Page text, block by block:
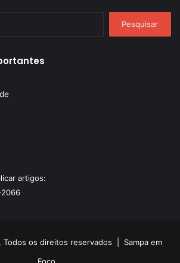
artigos:
os direitos reservados | Sampa em
Foco